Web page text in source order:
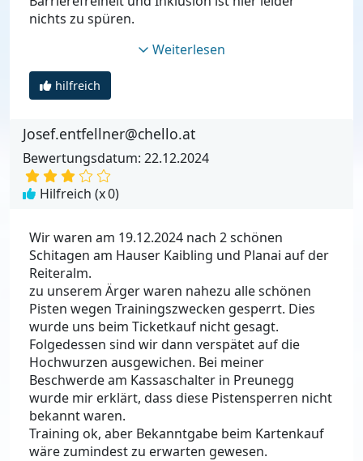
nichts zu spüren.
Weiterlesen
hilfreich
Josef.entfellner@chello.at
Bewertungsdatum: 22.12.2024
Hilfreich (x0)
Wir waren am 19.12.2024 nach 2 schönen
Schitagen am Hauser Kaibling und Planai auf der
Reiteralm.
zu unserem Ärger waren nahezu alle schönen
Pisten wegen Trainingszwecken gesperrt. Dies
wurde uns beim Ticketkauf nicht gesagt.
Folgedessen sind wir dann verspätet auf die
Hochwurzen ausgewichen. Bei meiner
Beschwerde am Kassaschalter in Preunegg
wurde mir erklärt, dass diese Pistensperren nicht
bekannt waren.
Training ok, aber Bekanntgabe beim Kartenkauf
wäre zumindest zu erwarten gewesen.